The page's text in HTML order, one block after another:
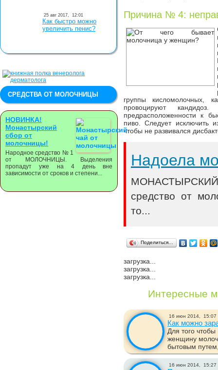
Причина № 4:
группы кисломолочных,
провоцируют
предрасположенности к
пиво. Следует исключить
чтобы не развивался
Надоела
средство от
то...
Поделиться…
загрузка...
загрузка...
загрузка...
Интересные
16 июн 2014, 15:07
Как можно
Для того
женщину
бытовым
16 июн 2014, 15:27
25 авг 2017, 12:01
Как быстро можно
увеличить пенис?
СРЕДСТВА ОТ МОЛОЧНИЦЫ
НОВИНКА!
Монастырский
сбор от
молочницы!
Народное средство № 1
от МОЛОЧНИЦЫ. Выделения
пропадут уже на 4 день вне
зависимости от сроков и степени...